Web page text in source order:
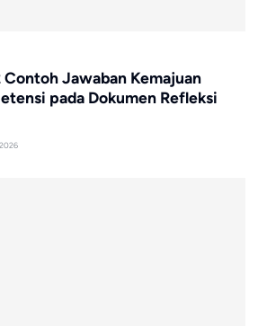
Contoh Jawaban Kemajuan
pada Dokumen Refleksi